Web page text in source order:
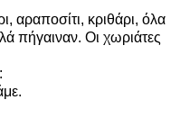
αραποσίτι, κριθάρι, όλα
πήγαιναν. Οι χωριάτες